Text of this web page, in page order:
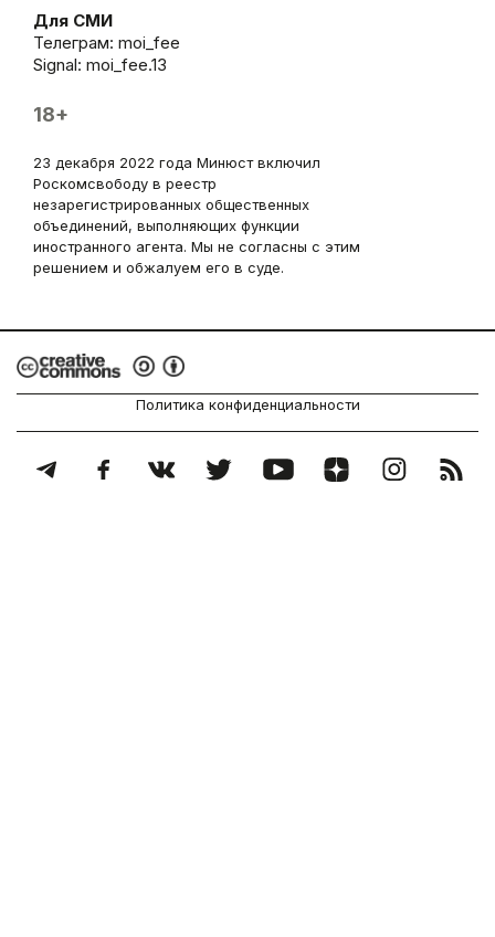
Для СМИ
Телеграм: moi_fee
Signal: moi_fee.13
18+
23 декабря 2022 года Минюст включил
Роскомсвободу в реестр
незарегистрированных общественных
объединений, выполняющих функции
иностранного агента. Мы не согласны с этим
решением и обжалуем его в суде.
Политика конфиденциальности